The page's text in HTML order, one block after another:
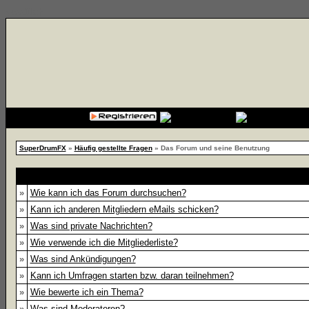
SuperDrumFX» Häufig gestellte Fragen» Das Forum und seine Benutzung
»
Wie kann ich das Forum durchsuchen?
»
Kann ich anderen Mitgliedern eMails schicken?
»
Was sind private Nachrichten?
»
Wie verwende ich die Mitgliederliste?
»
Was sind Ankündigungen?
»
Kann ich Umfragen starten bzw. daran teilnehmen?
»
Wie bewerte ich ein Thema?